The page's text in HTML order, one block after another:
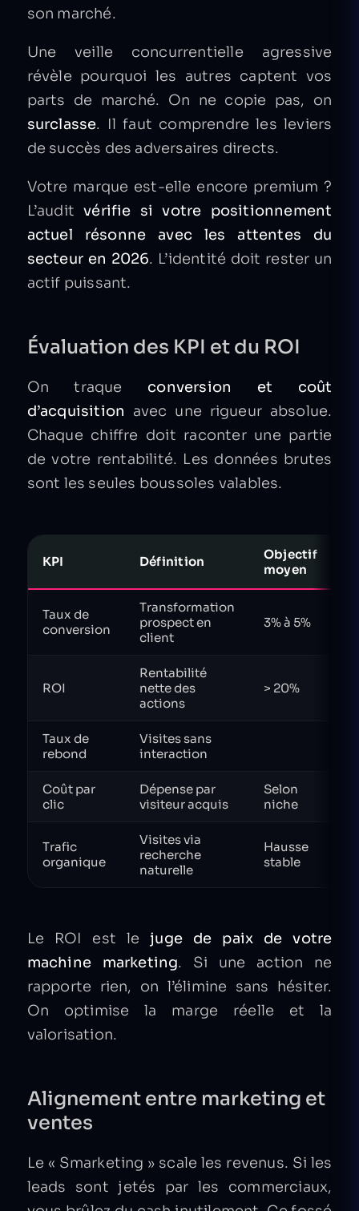
son marché.
Une veille concurrentielle agressive
révèle pourquoi les autres captent vos
parts de marché. On ne copie pas, on
surclasse. Il faut comprendre les leviers
de succès des adversaires directs.
Votre marque est-elle encore premium ?
L’auditvérifie si votre positionnement
actuel résonne avec les attentes du
secteur en 2026. L’identité doit rester un
actif puissant.
Évaluation des KPI et du ROI
On traque conversion et coût
d’acquisition avec une rigueur absolue.
Chaque chiffre doit raconter une partie
de votre rentabilité. Les données brutes
sont les seules boussoles valables.
KPI Définition
Objectif
moyen
Taux de
conversion
Transformation
prospect en
client
3% à 5%
ROI
Rentabilité
nette des
actions
> 20%
Taux de
rebond
Visites sans
interaction
Coût par
clic
Dépense par
visiteur acquis
Selon
niche
Trafic
organique
Visites via
recherche
naturelle
Hausse
stable
Le ROI est le juge de paix de votre
machine marketing. Si une action ne
rapporte rien, on l’élimine sans hésiter.
On optimise la marge réelle et la
valorisation.
Alignement entre marketing et
ventes
Le « Smarketing » scale les revenus. Si les
leads sont jetés par les commerciaux,